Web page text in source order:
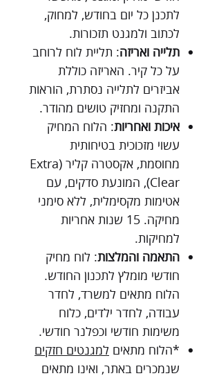
לתכנן כל יום בחודש, למחוק,
לכתוב ולמגנט תזכורות.
תלייה ואריזה: תליית לוח לרוחב
על כל קיר. האריזה כוללת
אביזרים לתלייה נסתרת, הוראות
התקנה ומחזיק טושים מהודר.
איכות ואחריות: הלוח המחיק
עשוי מזכוכית בטיחותית
מחוסמת, אקסטרה קליר (Extra
Clear), המונעת סדקים, עם
אטימות מקסימלית, ללא סימני
מחיקה. 15 שנות אחריות
למחיקות.
התאמה והמלצות: לוח מחיק
חודשי מומלץ לתכנון החודש.
הלוח מתאים למשרד, לחדר
עבודה, לחדר ילדים, כלוח
משימות חודשי וכפלנר חודשי.
*הלוח מתאים למגנטים חזקים
שנמכרים באתר, ואינו מתאים